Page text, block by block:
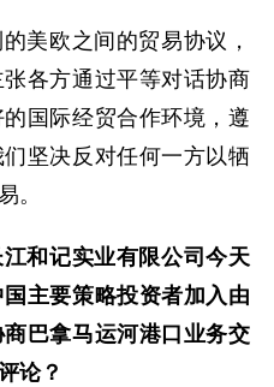
美欧之间的贸易协议，
各方通过平等对话协商
国际经贸合作环境，遵
坚决反对任何一方以牺
。
和记实业有限公司今天
主要策略投资者加入由
巴拿马运河港口业务交
论？